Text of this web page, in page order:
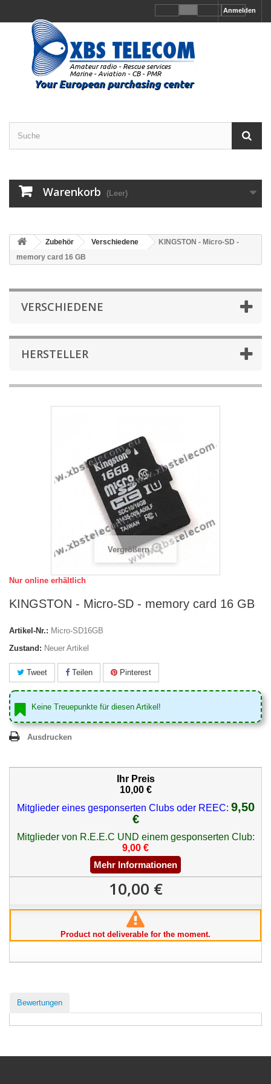
Anmelden
Warenkorb (Leer)
Zubehör Verschiedene
KINGSTON - Micro-SD -
memory card 16 GB
VERSCHIEDENE
HERSTELLER
Vergrößern
Nur online erhältlich
KINGSTON - Micro-SD - memory card 16 GB
Artikel-Nr.: Micro-SD16GB
Zustand: Neuer Artikel
Tweet Teilen Pinterest
Keine Treuepunkte für diesen Artikel!
Ausdrucken
Ihr Preis
10,00 €
Mitglieder eines gesponserten Clubs oder REEC: 9,50
€
Mitglieder von R.E.E.C UND einem gesponserten Club:
9,00 €
Mehr Informationen
10,00 €
Product not deliverable for the moment.
Bewertungen